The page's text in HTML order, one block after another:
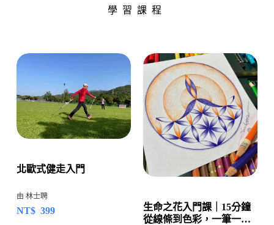
學習課程
北歐式健走入門
由 林士聘
NT$ 399
生命之花入門課｜15分鐘
從線條到色彩，一筆一畫